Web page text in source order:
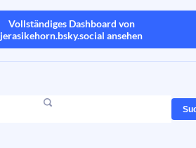
Vollständiges Dashboard von
jerasikehorn.bsky.social ansehen